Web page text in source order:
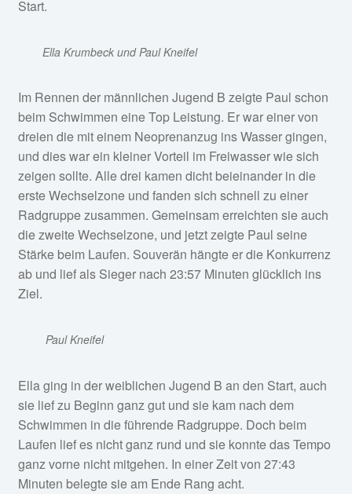
Start.
Ella Krumbeck und Paul Kneifel
Im Rennen der männlichen Jugend B zeigte Paul schon
beim Schwimmen eine Top Leistung. Er war einer von
dreien die mit einem Neoprenanzug ins Wasser gingen,
und dies war ein kleiner Vorteil im Freiwasser wie sich
zeigen sollte. Alle drei kamen dicht beieinander in die
erste Wechselzone und fanden sich schnell zu einer
Radgruppe zusammen. Gemeinsam erreichten sie auch
die zweite Wechselzone, und jetzt zeigte Paul seine
Stärke beim Laufen. Souverän hängte er die Konkurrenz
ab und lief als Sieger nach 23:57 Minuten glücklich ins
Ziel.
Paul Kneifel
Ella ging in der weiblichen Jugend B an den Start, auch
sie lief zu Beginn ganz gut und sie kam nach dem
Schwimmen in die führende Radgruppe. Doch beim
Laufen lief es nicht ganz rund und sie konnte das Tempo
ganz vorne nicht mitgehen. In einer Zeit von 27:43
Minuten belegte sie am Ende Rang acht.